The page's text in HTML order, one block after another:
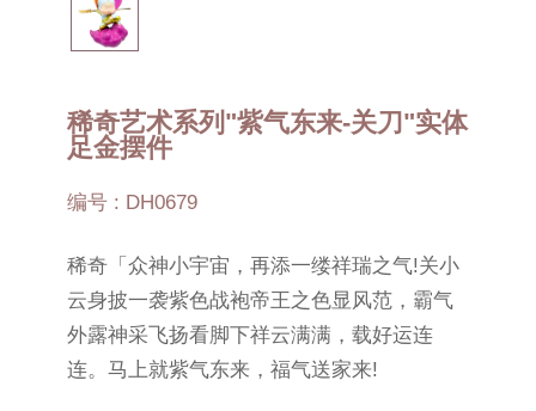
稀奇艺术系列"紫气东来-关刀"实体
足金摆件
编号 : DH0679
稀奇「众神小宇宙，再添一缕祥瑞之气!关小
云身披一袭紫色战袍帝王之色显风范，霸气
外露神采飞扬看脚下祥云满满，载好运连
连。马上就紫气东来，福气送家来!